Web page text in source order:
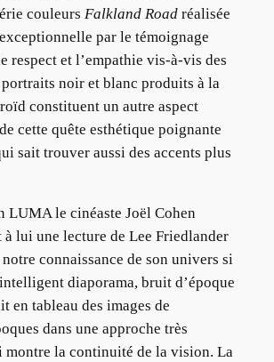
couleurs Falkland Road réalisée
par le témoignage
respect et l’empathie vis-à-vis des
portraits noir et blanc produits à la
constituent un autre aspect
cette quête esthétique poignante
sait trouver aussi des accents plus
LUMA le cinéaste Joël Cohen
à lui une lecture de Lee Friedlander
connaissance de son univers si
diaporama, bruit d’époque
en tableau des images de
dans une approche très
montre la continuité de la vision. La